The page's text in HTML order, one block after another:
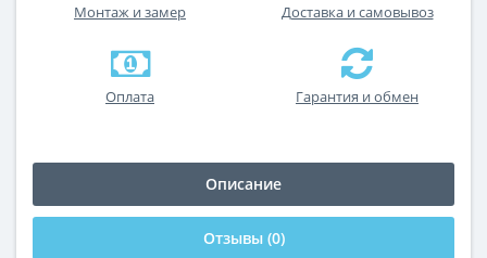
Монтаж и замер Доставка и самовывоз
Оплата Гарантия и обмен
Описание
Отзывы (0)